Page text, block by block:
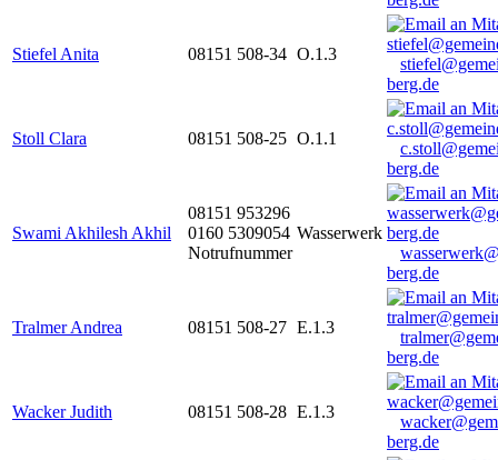
Stiefel Anita 08151 508-34 O.1.3
berg.de
Stoll Clara 08151 508-25 O.1.1
berg.de
Swami Akhilesh Akhil
08151 953296
0160 5309054
Notrufnummer
Wasserwerk
berg.de
Tralmer Andrea 08151 508-27 E.1.3
berg.de
Wacker Judith 08151 508-28 E.1.3
berg.de